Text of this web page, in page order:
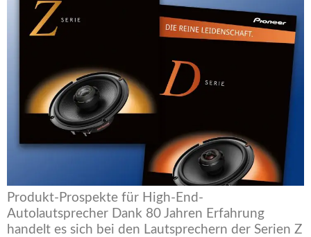
Produkt-Prospekte für High-End-
Autolautsprecher Dank 80 Jahren Erfahrung
handelt es sich bei den Lautsprechern der Serien Z